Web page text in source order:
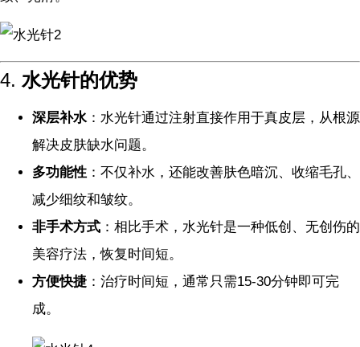
4. 水光针的优势
深层补水：水光针通过注射直接作用于真皮层，从根源
解决皮肤缺水问题。
多功能性 ：不仅补水，还能改善肤色暗沉、收缩毛孔、
减少细纹和皱纹。
非手术方式 ：相比手术，水光针是一种低创、无创伤的
美容疗法，恢复时间短。
方便快捷 ：治疗时间短，通常只需15-30分钟即可完
成。